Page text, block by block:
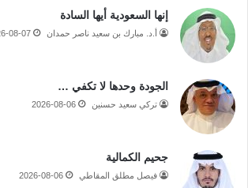
إنها السعودية أيها السادة
أ.د. مبارك بن سعيد ناصر حمدان 08-07
الجودة وحدها لا تكفي …
تركي سعيد حسنين 2026-08-06
جحيم الكمالية
فيصل مطلق المقاطي 2026-08-06